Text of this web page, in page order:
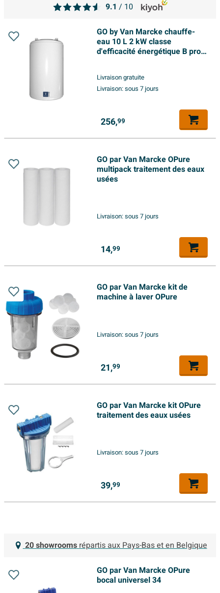
GO by Van Marcke chauffe-
eau 10 L 2 kW classe
d'efficacité énergétique B profil
Livraison gratuite
Livraison:sous 7 jours
256,99
GO par Van Marcke OPure
multipack traitement des eaux
usées
Livraison:sous 7 jours
14,99
GO par Van Marcke kit de
machine à laver OPure
Livraison:sous 7 jours
21,99
GO par Van Marcke kit OPure
traitement des eaux usées
Livraison:sous 7 jours
39,99
GO par Van Marcke OPure
bocal universel 34
9.1 / 10
20 showroomsrépartis aux Pays-Bas et en Belgique